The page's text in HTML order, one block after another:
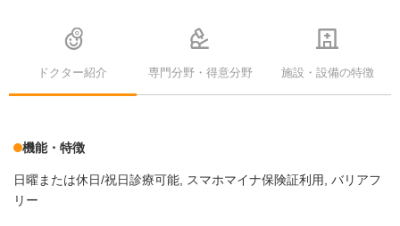
ドクター紹介 専門分野・得意分野 施設・設備の特徴
機能・特徴
日曜または休日/祝日診療可能 スマホマイナ保険証利用
バリアフ
リー